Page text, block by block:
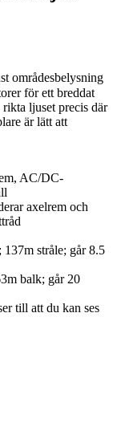
områdesbelysning
för ett breddat
ljuset precis där
är lätt att
AC/DC-
axelrem och
137m stråle; går 8.5
balk; går 20
till att du kan ses